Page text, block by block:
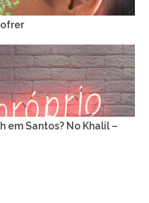
em Santos? No Khalil –